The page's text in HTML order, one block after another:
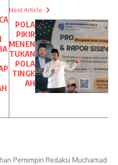
Next Article
POLA
PIKIR
MENEN
TUKAN
POLA
TINGK
AH
Pemimpin Redaksi Muchamad